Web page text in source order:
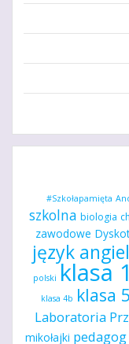
#Szkołapamięta
szkolna biologia
zawodowe
język
polski klasa 1
klasa 4b klasa 5
Laboratoria
mikołajki pedagog